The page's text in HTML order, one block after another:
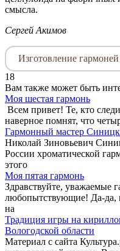
смысла.
Сергей Акимов
Изготовление гармоней
18
Вам также может быть
Моя шестая гармонь
Всем привет! Те, кто
наверное помнят, что
Гармонный мастер
Николай Зиновьевич
России хроматической
этого
Моя пятая гармонь
Здравствуйте, уважаемые
любопытствующие! Да-да,
на
Традиция игры на
Вологодской области
Материал с сайта